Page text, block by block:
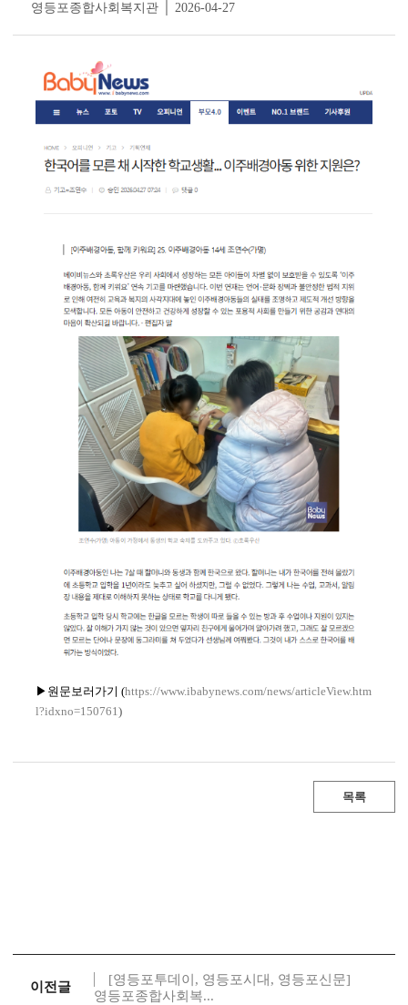
영등포종합사회복지관 │ 2026-04-27
▶원문보러가기 (https://www.ibabynews.com/news/articleView.htm
l?idxno=150761)
목록
이전글
[영등포투데이, 영등포시대, 영등포신문]
영등포종합사회복...